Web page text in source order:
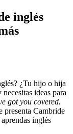
inglés
¿Tu hijo o hija
ideas para
got you covered.
presenta Cambride
inglés